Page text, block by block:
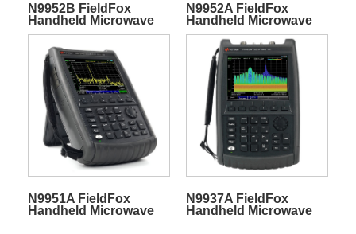
N9952B FieldFox
Handheld Microwave
Spectrum Analyzer
N9952A FieldFox
Handheld Microwave
Spectrum Analyzer
N9951A FieldFox
Handheld Microwave
N9937A FieldFox
Handheld Microwave